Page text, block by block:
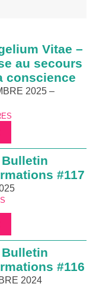
Vitae –
au secours
conscience
2025 –
Bulletin
#117
Bulletin
#116
2024